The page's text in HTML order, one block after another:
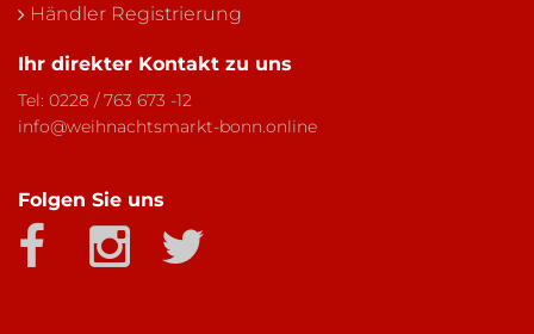
Händler Registrierung
Ihr direkter Kontakt zu uns
Tel: 0228 / 763 673 -12
info@weihnachtsmarkt-bonn.online
Folgen Sie uns